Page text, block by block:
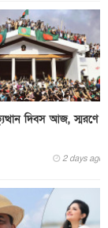
দিবস আজ, স্মরণে
2 days ago